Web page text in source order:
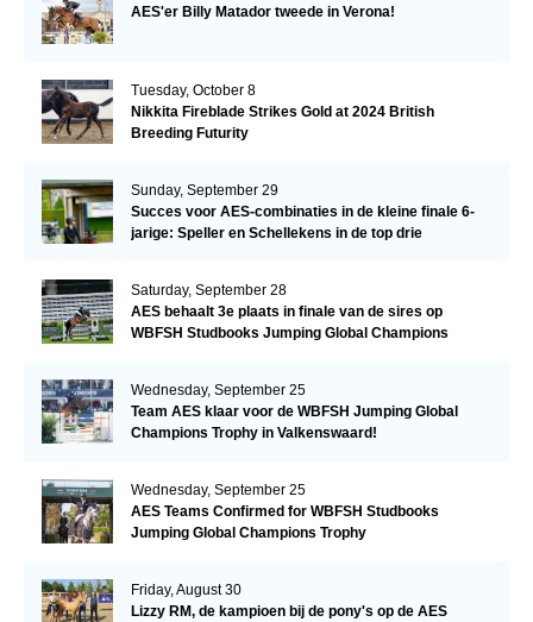
AES'er Billy Matador tweede in Verona!
Tuesday, October 8
Nikkita Fireblade Strikes Gold at 2024 British
Breeding Futurity
Sunday, September 29
Succes voor AES-combinaties in de kleine finale 6-
jarige: Speller en Schellekens in de top drie
Saturday, September 28
AES behaalt 3e plaats in finale van de sires op
WBFSH Studbooks Jumping Global Champions
Wednesday, September 25
Team AES klaar voor de WBFSH Jumping Global
Champions Trophy in Valkenswaard!
Wednesday, September 25
AES Teams Confirmed for WBFSH Studbooks
Jumping Global Champions Trophy
Friday, August 30
Lizzy RM, de kampioen bij de pony's op de AES